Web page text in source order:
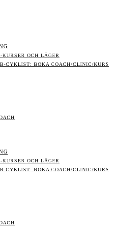
OCH LÄGER
CYKLIST: BOKA COACH/CLINIC/KURS
OCH LÄGER
CYKLIST: BOKA COACH/CLINIC/KURS